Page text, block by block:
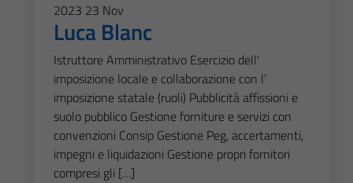
2023 23 Nov
Luca Blanc
Istruttore Amministrativo Esercizio dell’
imposizione locale e collaborazione con l’
imposizione statale (ruoli) Pubblicità affissioni e
suolo pubblico Gestione forniture e servizi con
convenzioni Consip Gestione Peg, accertamenti,
impegni e liquidazioni Gestione propri fornitori
compresi gli […]